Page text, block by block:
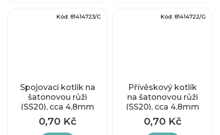
Spojovací kotlík na
šatonovou růži
(SS20), cca 4,8mm
0,70 Kč
Kód: 81414723/C
Přívěskový kotlík
na šatonovou růži
(SS20), cca 4,8mm
0,70 Kč
Kód: 81414722/G